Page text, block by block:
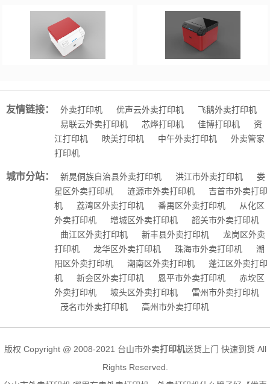
友情链接： 外卖打印机 优声云外卖打印机
飞鹅外卖打印机
易联云外卖打印机
芯烨打印机 佳博打印机
资
江打印机
映美打印机 中午外卖打印机
外卖管家
打印机
城市分站： 新晃侗族自治县外卖打印机 洪江市外卖打印机
娄
星区外卖打印机
涟源市外卖打印机
吉首市外卖打印
机
荔湾区外卖打印机 番禺区外卖打印机
从化区
外卖打印机
增城区外卖打印机
韶关市外卖打印机
曲江区外卖打印机
新丰县外卖打印机
龙岗区外卖
打印机
龙华区外卖打印机 珠海市外卖打印机
潮
阳区外卖打印机
潮南区外卖打印机
蓬江区外卖打印
机
新会区外卖打印机 恩平市外卖打印机
赤坎区
外卖打印机
坡头区外卖打印机
雷州市外卖打印机
茂名市外卖打印机
高州市外卖打印机
版权 Copyright @ 2008-2021 台山市外卖打印机送货上门 快速到货 All
Rights Reserved.